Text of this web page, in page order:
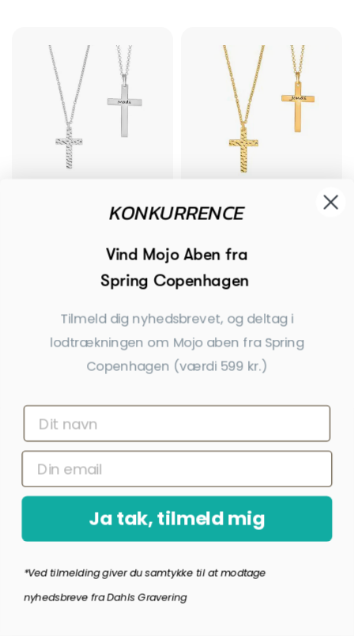
Kors 20 X 30 Mm Inkl. Kæde
inkl. gratis gravering
250,00 kr.
Siersbøl Kors Massiv Sølv Vedhæng
28 X 15 Mm Inkl. Kæde
Dahl Facet Kors Vedhæng Forgyldt
22x14 Mm Inkl. Kæde
-15%
KONKURRENCE
Vind Mojo Aben fra
Spring Copenhagen
Tilmeld dig nyhedsbrevet, og deltag i
lodtrækningen om Mojo aben fra Spring
Copenhagen (værdi 599 kr.)
Ja tak, tilmeld mig
*Ved tilmelding giver du samtykke til at modtage
nyhedsbreve fra Dahls Gravering